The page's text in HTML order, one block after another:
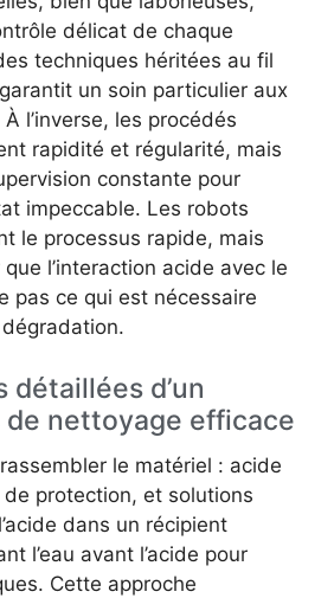
délicat de chaque
techniques héritées au fil
un soin particulier aux
l’inverse, les procédés
rapidité et régularité, mais
constante pour
impeccable. Les robots
le processus rapide, mais
que l’interaction acide avec le
pas ce qui est nécessaire
détaillées d’un
de nettoyage efficace
le matériel : acide
protection, et solutions
dans un récipient
l’eau avant l’acide pour
Cette approche